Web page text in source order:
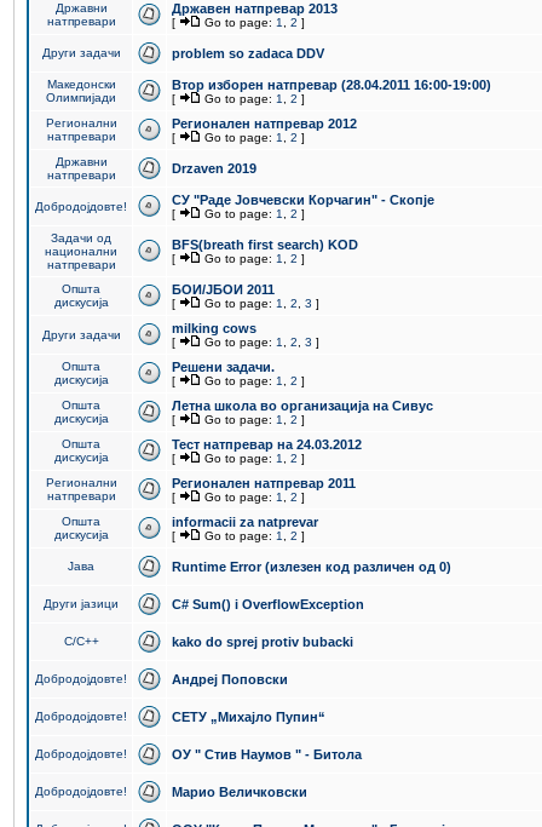
Државни
натпревари
Државен натпревар 2013
[ Go to page: 1 2 ]
Други задачи problem so zadaca DDV
Македонски
Олимпијади
Втор изборен натпревар (28.04.2011 16:00-19:00)
[ Go to page: 1 2 ]
Регионални
натпревари
Регионален натпревар 2012
[ Go to page: 1 2 ]
Државни
натпревари
Drzaven 2019
Добродојдовте! СУ "Раде Јовчевски Корчагин" - Скопје
[ Go to page: 1 2 ]
Задачи од
национални
натпревари
BFS(breath first search) KOD
[ Go to page: 1 2 ]
Општа
дискусија
БОИ/ЈБОИ 2011
[ Go to page: 1 2 3 ]
Други задачи milking cows
[ Go to page: 1 2 3 ]
Општа
дискусија
Решени задачи.
[ Go to page: 1 2 ]
Општа
дискусија
Летна школа во организација на Сивус
[ Go to page: 1 2 ]
Општа
дискусија
Тест натпревар на 24.03.2012
[ Go to page: 1 2 ]
Регионални
натпревари
Регионален натпревар 2011
[ Go to page: 1 2 ]
Општа
дискусија
informacii za natprevar
[ Go to page: 1 2 ]
Јава Runtime Error (излезен код различен од 0)
Други јазици C# Sum() i OverflowException
C/C++ kako do sprej protiv bubacki
Добродојдовте! Андреј Поповски
Добродојдовте! СЕТУ „Михајло Пупин“
Добродојдовте! ОУ " Стив Наумов " - Битола
Добродојдовте! Марио Величковски